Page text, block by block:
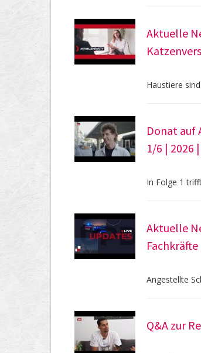
Aktuelle
Haustiere
Donat auf
1/6 | 2026 |
In Folge 1
Aktuelle
Fachkräfte
Angestellte
Q&A zur